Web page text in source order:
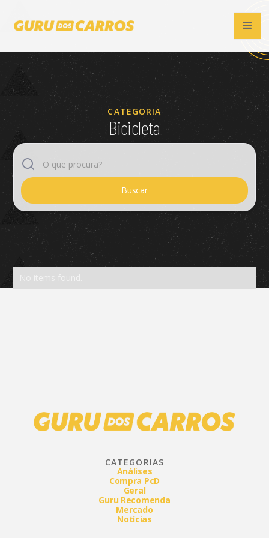
CATEGORIA
Bicicleta
CATEGORIAS
Análises
Compra PcD
Geral
Guru Recomenda
Mercado
Notícias